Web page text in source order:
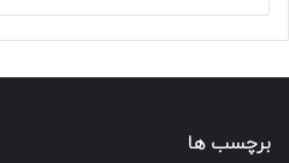
برچسب ها